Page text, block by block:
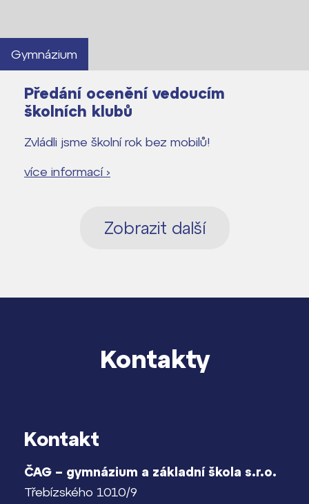
Gymnázium
Předání ocenění vedoucím
školních klubů
Zvládli jsme školní rok bez mobilů!
více informací ›
Zobrazit další
Kontakty
Kontakt
ČAG – gymnázium a základní škola s.r.o.
Třebízského 1010/9